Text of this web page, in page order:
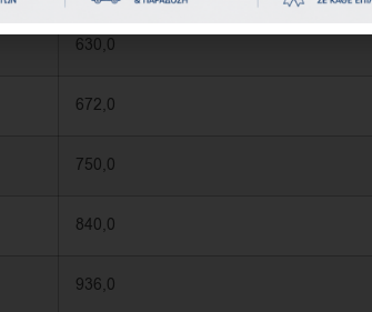
630,0
672,0
750,0
840,0
936,0